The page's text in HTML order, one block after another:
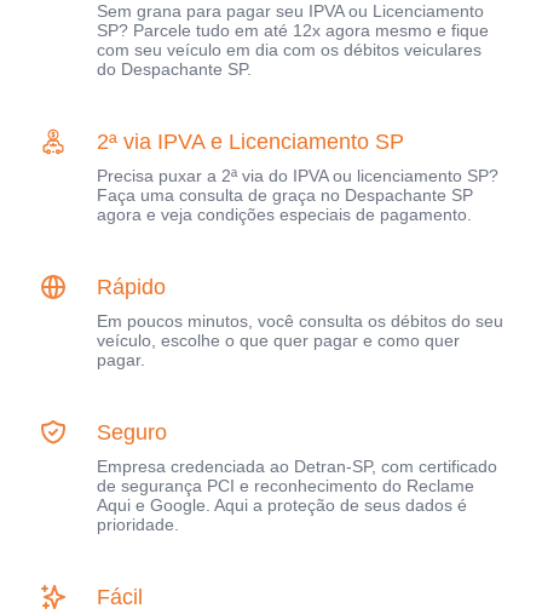
Sem grana para pagar seu IPVA ou Licenciamento
SP? Parcele tudo em até 12x agora mesmo e fique
com seu veículo em dia com os débitos veiculares
do Despachante SP.
2ª via IPVA e Licenciamento SP
Precisa puxar a 2ª via do IPVA ou licenciamento SP?
Faça uma consulta de graça no Despachante SP
agora e veja condições especiais de pagamento.
Rápido
Em poucos minutos, você consulta os débitos do seu
veículo, escolhe o que quer pagar e como quer
pagar.
Seguro
Empresa credenciada ao Detran-SP, com certificado
de segurança PCI e reconhecimento do Reclame
Aqui e Google. Aqui a proteção de seus dados é
prioridade.
Fácil